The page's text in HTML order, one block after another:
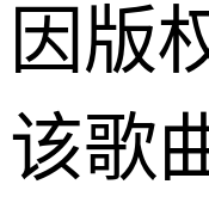
因版
该歌